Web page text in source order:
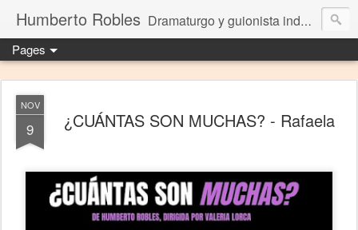
Humberto Robles Dramaturgo y guionista independiente
Pages
NOV
9 ¿CUÁNTAS SON MUCHAS? - Rafaela